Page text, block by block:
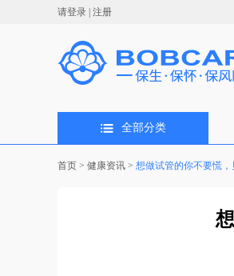
请登录 | 注册
全部分类
首页 > 健康资讯 > 想做试管的你不要慌，